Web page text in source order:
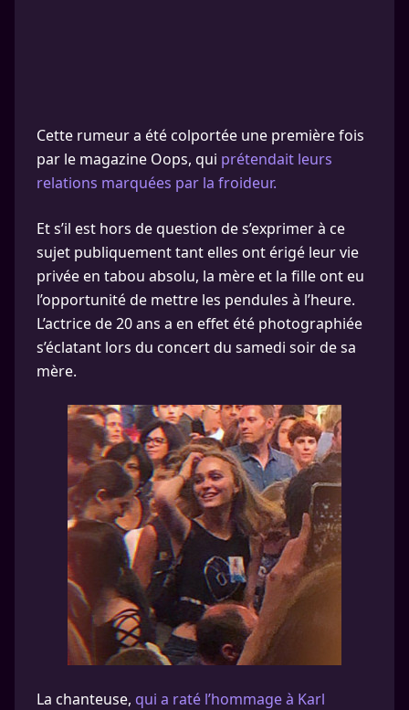
Cette rumeur a été colportée une première fois
par le magazine Oops, qui prétendait leurs
relations marquées par la froideur.
Et s’il est hors de question de s’exprimer à ce
sujet publiquement tant elles ont érigé leur vie
privée en tabou absolu, la mère et la fille ont eu
l’opportunité de mettre les pendules à l’heure.
L’actrice de 20 ans a en effet été photographiée
s’éclatant lors du concert du samedi soir de sa
mère.
La chanteuse, qui a raté l’hommage à Karl